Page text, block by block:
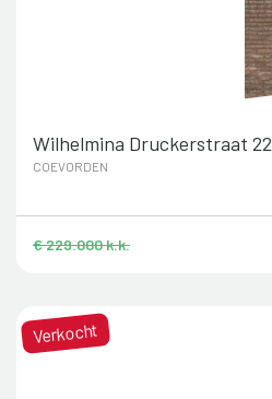
Wilhelmina Druckerstraat 22
COEVORDEN
€ 229.000 k.k.
Verkocht